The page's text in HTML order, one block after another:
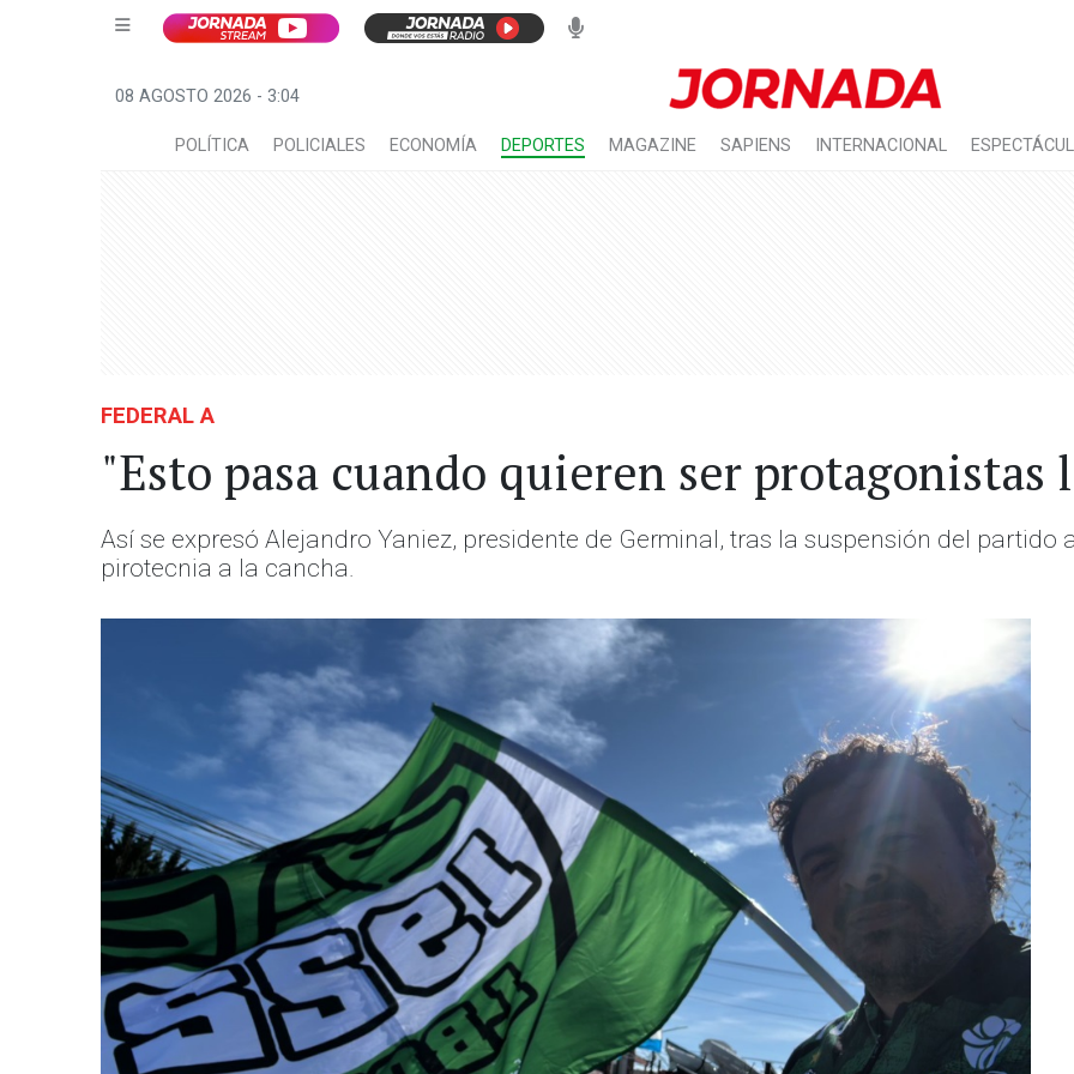
08 AGOSTO 2026 - 3:04
POLÍTICA POLICIALES ECONOMÍA DEPORTES MAGAZINE SAPIENS INTERNACIONAL
FEDERAL A
"Esto pasa cuando quieren ser protagonistas
Así se expresó Alejandro Yaniez, presidente de Germinal, tras la suspensión del
pirotecnia a la cancha.